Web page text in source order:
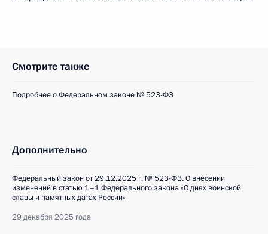
Смотрите также
Подробнее о Федеральном законе № 523-ФЗ
Дополнительно
Федеральный закон от 29.12.2025 г. № 523-ФЗ. О внесении
изменений в статью 1–1 Федерального закона «О днях воинской
славы и памятных датах России»
29 декабря 2025 года